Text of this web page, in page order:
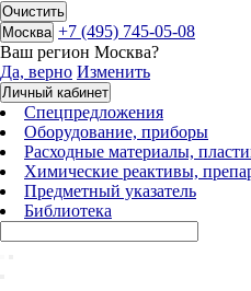
Очистить
Москва +7 (495) 745-05-08
Ваш регион Москва?
Да, верно Изменить
Личный кабинет
Спецпредложения
Оборудование, приборы
Расходные материалы,
Химические реактивы,
Предметный указатель
Библиотека